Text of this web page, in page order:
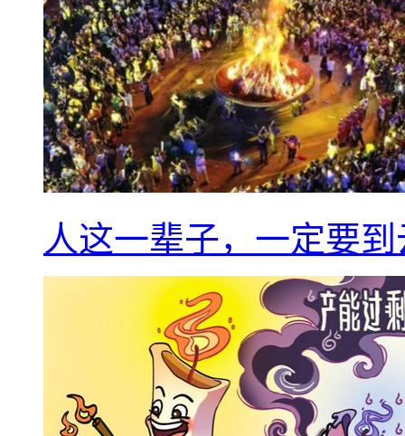
人这一辈子，一定要